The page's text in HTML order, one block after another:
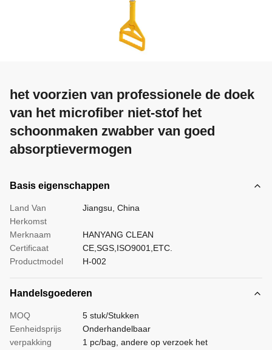
het voorzien van professionele de doek
van het microfiber niet-stof het
schoonmaken zwabber van goed
absorptievermogen
Basis eigenschappen
Land Van
Herkomst
Jiangsu, China
Merknaam
HANYANG CLEAN
Certificaat
CE,SGS,ISO9001,ETC.
Productmodel
H-002
Handelsgoederen
MOQ
5 stuk/Stukken
Eenheidsprijs
Onderhandelbaar
verpakking
1 pc/bag, andere op verzoek het